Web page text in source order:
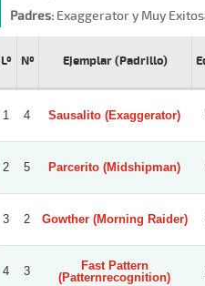
Padres:Exaggerator y Muy
Lº Nº Ejemplar (Padrillo)
1 4 Sausalito (Exaggerator)
2 5 Parcerito (Midshipman)
3 2 Gowther (Morning Raider)
4 3
Fast Pattern
(Patternrecognition)